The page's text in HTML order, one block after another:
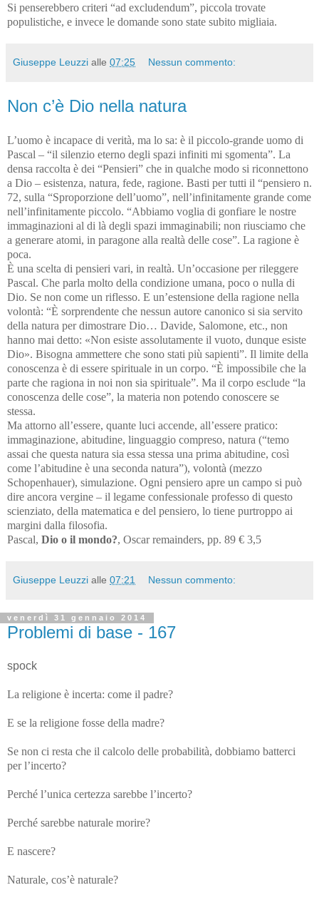
Si penserebbero criteri “ad excludendum”, piccola trovate
populistiche, e invece le domande sono state subito migliaia.
Giuseppe Leuzzi alle 07:25 Nessun commento:
Non c’è Dio nella natura
L’uomo è incapace di verità, ma lo sa: è il piccolo-grande uomo di
Pascal – “il silenzio eterno degli spazi infiniti mi sgomenta”. La
densa raccolta è dei “Pensieri” che in qualche modo si riconnettono
a Dio – esistenza, natura, fede, ragione. Basti per tutti il “pensiero n.
72, sulla “Sproporzione dell’uomo”, nell’infinitamente grande come
nell’infinitamente piccolo. “Abbiamo voglia di gonfiare le nostre
immaginazioni al di là degli spazi immaginabili; non riusciamo che
a generare atomi, in paragone alla realtà delle cose”. La ragione è
poca.
È una scelta di pensieri vari, in realtà. Un’occasione per rileggere
Pascal. Che parla molto della condizione umana, poco o nulla di
Dio. Se non come un riflesso. E un’estensione della ragione nella
volontà: “È sorprendente che nessun autore canonico si sia servito
della natura per dimostrare Dio… Davide, Salomone, etc., non
hanno mai detto: «Non esiste assolutamente il vuoto, dunque esiste
Dio». Bisogna ammettere che sono stati più sapienti”. Il limite della
conoscenza è di essere spirituale in un corpo. “È impossibile che la
parte che ragiona in noi non sia spirituale”. Ma il corpo esclude “la
conoscenza delle cose”, la materia non potendo conoscere se
stessa.
Ma attorno all’essere, quante luci accende, all’essere pratico:
immaginazione, abitudine, linguaggio compreso, natura (“temo
assai che questa natura sia essa stessa una prima abitudine, così
come l’abitudine è una seconda natura”), volontà (mezzo
Schopenhauer), simulazione. Ogni pensiero apre un campo si può
dire ancora vergine – il legame confessionale professo di questo
scienziato, della matematica e del pensiero, lo tiene purtroppo ai
margini dalla filosofia.
Pascal, Dio o il mondo?, Oscar remainders, pp. 89 € 3,5
Giuseppe Leuzzi alle 07:21 Nessun commento:
venerdì 31 gennaio 2014
Problemi di base - 167
spock
La religione è incerta: come il padre?
E se la religione fosse della madre?
Se non ci resta che il calcolo delle probabilità, dobbiamo batterci
per l’incerto?
Perché l’unica certezza sarebbe l’incerto?
Perché sarebbe naturale morire?
E nascere?
Naturale, cos’è naturale?